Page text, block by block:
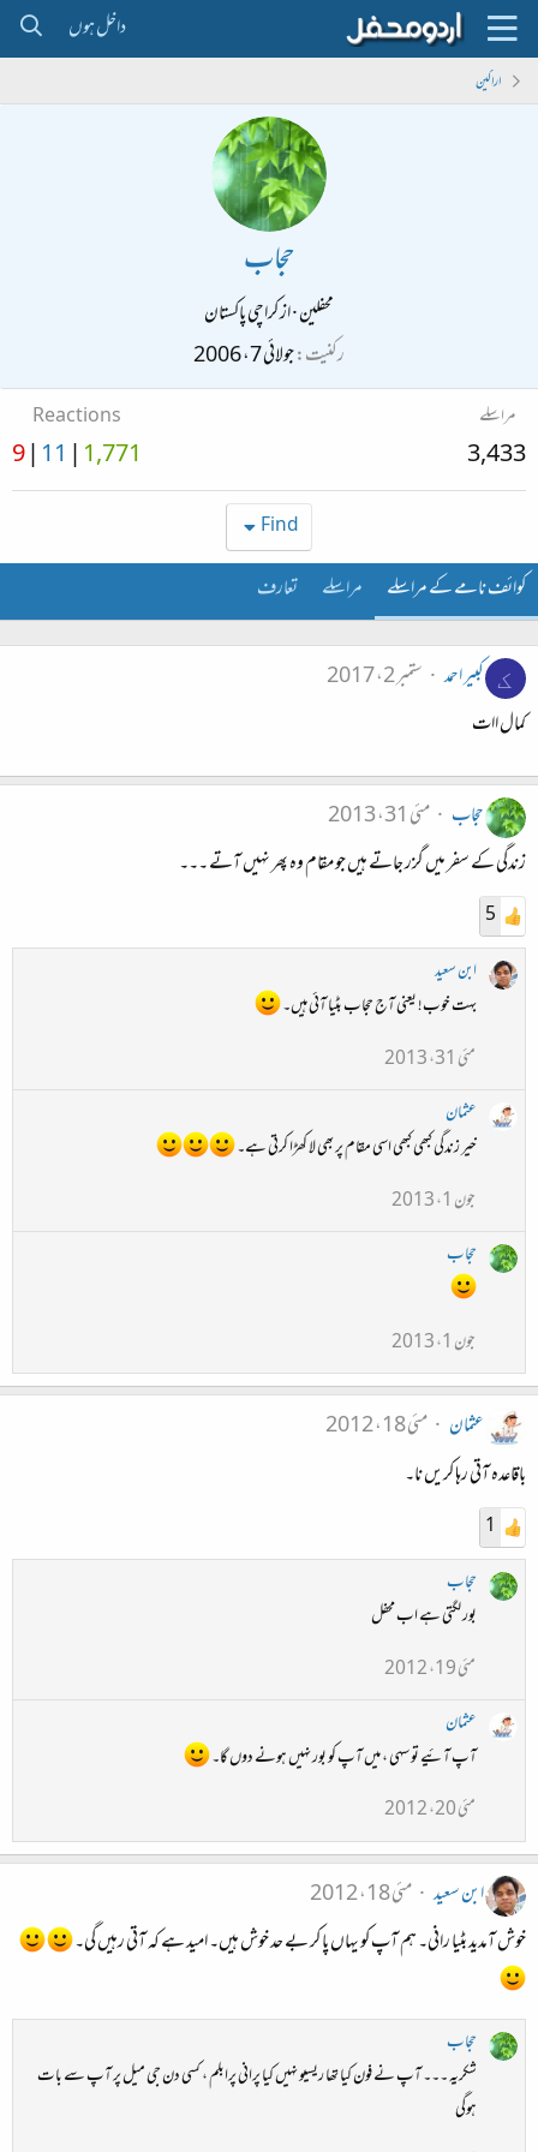
داخل ہوں
اراکین
حجاب
محفلین·ازکراچی پاکستان
رکنیت جولائی 7، 2006
مراسلے
3,433
Reactions
1,771
11
9
Find
کوائف نامے کے مراسلے مراسلے تعارف
ک کبیر احمد
ستمبر 2، 2017
کمال اات
حجاب
مئی 31، 2013
زندگی کے سفر میں گزر جاتے ہیں جو مقام وہ پھر نہیں آتے ۔۔۔
5
ابن سعید
بہت خوب! یعنی آج حجاب بٹیا آئی ہیں۔
مئی 31، 2013
عثمان
خیر زندگی کبھی کبھی اسی مقام پر بھی لا کھڑا کرتی ہے۔
جون 1، 2013
حجاب
جون 1، 2013
عثمان
مئی 18، 2012
باقاعدہ آتی رہا کریں نا۔
1
حجاب
بور لگتی ہے اب محفل
مئی 19، 2012
عثمان
آپ آئیے تو سہی ، میں آپ کو بور نہیں ہونے دوں گا۔
مئی 20، 2012
ابن سعید
مئی 18، 2012
خوش آمدید بٹیا رانی۔ ہم آپ کو یہاں پا کر بے حد خوش ہیں۔ امید ہے کہ آتی رہیں گی۔
حجاب
شکریہ ۔۔۔ آپ نے فون کیا تھا ریسیو نہیں کیا پرانی پرابلم ، کسی دن جی میل پر آپ سے بات
ہوگی